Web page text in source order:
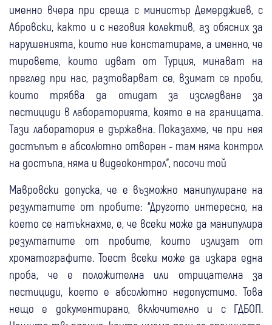
именно вчера при среща с министър Демерджиев, с
Абровски, както и с неговия колектив, аз обясних за
нарушенията, които ние констатираме, а именно, че
тировете, които идват от Турция, минават на
преглед при нас, разтоварват се, взимат се проби,
които трябва да отидат за изследване за
пестициди в лабораторията, която е на границата.
Тази лаборатория е държавна. Показахме, че при нея
достъпът е абсолютно отворен - там няма контрол
на достъпа, няма и видеоконтрол", посочи той
Мавровски допуска, че е възможно манипулиране на
резултатите от пробите: “Другото интересно, на
което се натъкнахме, е, че всеки може да манипулира
резултатите от пробите, които излизат от
хроматографите. Тоест всеки може да изкара една
проба, че е положителна или отрицателна за
пестициди, което е абсолютно недопустимо. Това
нещо е документирано, включително и с ГДБОП.